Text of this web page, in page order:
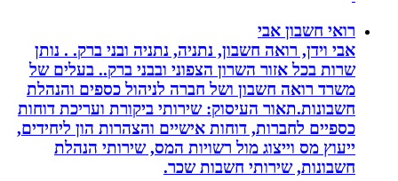
רואי חשבון אבי
אבי וידן, רואה חשבון, נתניה, נתניה ובני ברק. . נותן
שרות בכל אזור השרון הצפוני ובבני ברק.. בעלים של
משרד רואה חשבון ושל חברה לניהול כספים והנהלת
חשבונות.תאור העיסוק: שירותי ביקורת ועריכת דוחות
כספיים לחברות, דוחות אישיים והצהרות הון ליחידים,
ייעוץ מס וייצוג מול רשויות המס, שירותי הנהלת
חשבונות, שירותי חשבות שכר.